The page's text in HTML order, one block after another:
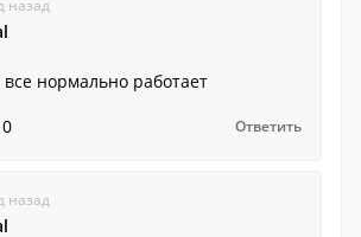
назад
нормально работает
0 Ответить
назад